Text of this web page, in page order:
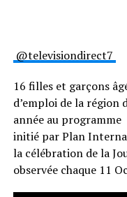
@televisiondirect7
16 filles et garçons
d’emploi de la
année au programme
initié par Plan
la célébration de la
observée chaque 11